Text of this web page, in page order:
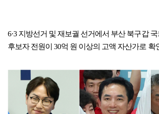
6·3 지방선거 및 재보궐 선거에서 부산 북구갑
후보자 전원이 30억 원 이상의 고액 자산가로 확